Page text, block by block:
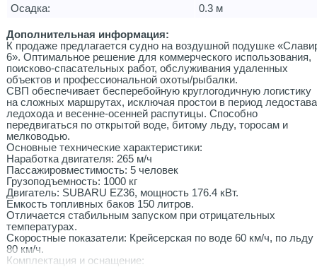
Осадка:
0.3 м
Дополнительная информация:
К продаже предлагается судно на воздушной подушке
6». Оптимальное решение для коммерческого использования,
поисково-спасательных работ, обслуживания удаленных
объектов и профессиональной охоты/рыбалки.
СВП обеспечивает бесперебойную круглогодичную логистику
на сложных маршрутах, исключая простои в период
ледохода и весенне-осенней распутицы. Способно
передвигаться по открытой воде, битому льду, торосам и
мелководью.
Основные технические характеристики:
Наработка двигателя: 265 м/ч
Пассажировместимость: 5 человек
Грузоподъемность: 1000 кг
Двигатель: SUBARU EZ36, мощность 176.4 кВт.
Ёмкость топливных баков 150 литров.
Отличается стабильным запуском при отрицательных
температурах.
Скоростные показатели: Крейсерская по воде 60 км/ч, по льду
80 км/ч.
Комплектация и оснащение: